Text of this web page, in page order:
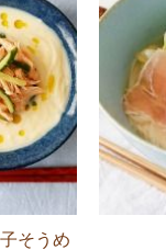
そうめ